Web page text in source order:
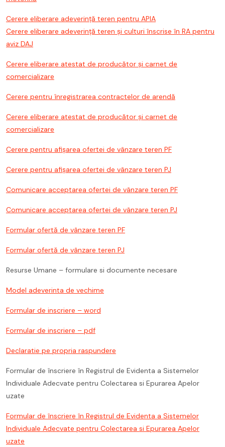
Cerere eliberare adeverință teren pentru APIA
Cerere eliberare adeverință teren și culturi înscrise în RA pentru
aviz DAJ
Cerere eliberare atestat de producător și carnet de
comercializare
Cerere pentru înregistrarea contractelor de arendă
Cerere eliberare atestat de producător și carnet de
comercializare
Cerere pentru afișarea ofertei de vânzare teren PF
Cerere pentru afișarea ofertei de vânzare teren PJ
Comunicare acceptarea ofertei de vânzare teren PF
Comunicare acceptarea ofertei de vânzare teren PJ
Formular ofertă de vânzare teren PF
Formular ofertă de vânzare teren PJ
Resurse Umane – formulare si documente necesare
Model adeverinta de vechime
Formular de inscriere – word
Formular de inscriere – pdf
Declaratie pe propria raspundere
Formular de înscriere în Registrul de Evidenta a Sistemelor
Individuale Adecvate pentru Colectarea si Epurarea Apelor
uzate
Formular de înscriere în Registrul de Evidenta a Sistemelor
Individuale Adecvate pentru Colectarea si Epurarea Apelor
uzate